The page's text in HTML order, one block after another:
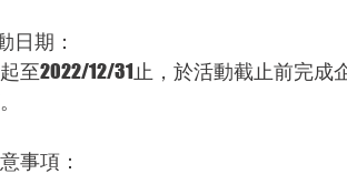
日期：
至2022/12/31止，於活動截止前完
事項：